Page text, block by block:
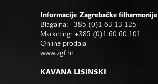
Informacije Zagrebačke filharmonije
Blagajna: +385 (0)1 63 13 125
Marketing: +385 (0)1 60 60 101
Online prodaja
www.zgf.hr
KAVANA LISINSKI